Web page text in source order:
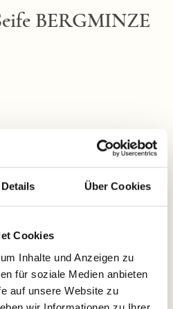
Details Über Cookies
Cookies
Inhalte und Anzeigen zu
für soziale Medien anbieten
auf unsere Website zu
BERGMINZE